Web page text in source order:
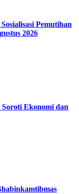
Pemutihan
2026
Ekonomi dan